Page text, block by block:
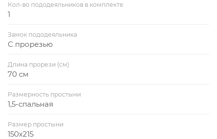
Кол-во пододеяльников в комплекте
1
Замок пододеяльника
С прорезью
Длина прорези (см)
70 см
Размерность простыни
1,5-спальная
Размер простыни
150x215